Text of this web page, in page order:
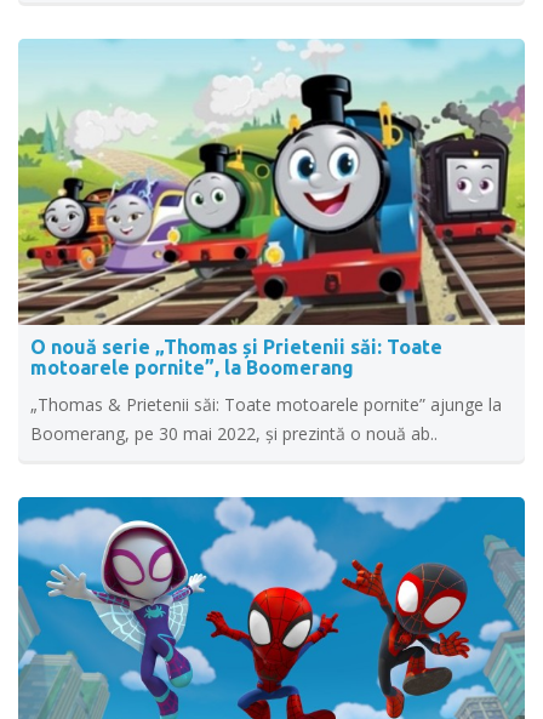
O nouă serie „Thomas și Prietenii săi: Toate
motoarele pornite”, la Boomerang
„Thomas & Prietenii săi: Toate motoarele pornite” ajunge la
Boomerang, pe 30 mai 2022, și prezintă o nouă ab..